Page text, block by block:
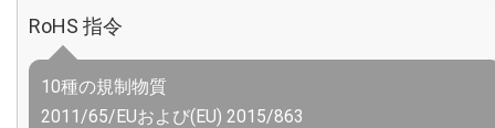
RoHS 指令
10種の規制物質
2011/65/EUおよび(EU) 2015/863